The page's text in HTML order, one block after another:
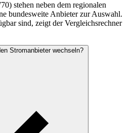
stehen neben dem regionalen
bundesweite Anbieter zur Auswahl.
sind, zeigt der Vergleichsrechner
Stromanbieter wechseln?